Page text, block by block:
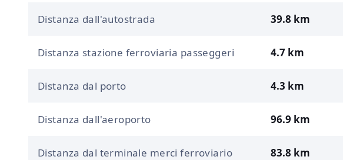
Distanza dall'autostrada 39.8 km
Distanza stazione ferroviaria passeggeri 4.7 km
Distanza dal porto 4.3 km
Distanza dall'aeroporto 96.9 km
Distanza dal terminale merci ferroviario 83.8 km